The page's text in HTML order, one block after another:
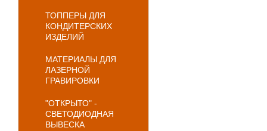
ТОППЕРЫ ДЛЯ
КОНДИТЕРСКИХ
ИЗДЕЛИЙ
МАТЕРИАЛЫ ДЛЯ
ЛАЗЕРНОЙ
ГРАВИРОВКИ
"ОТКРЫТО" -
СВЕТОДИОДНАЯ
ВЫВЕСКА